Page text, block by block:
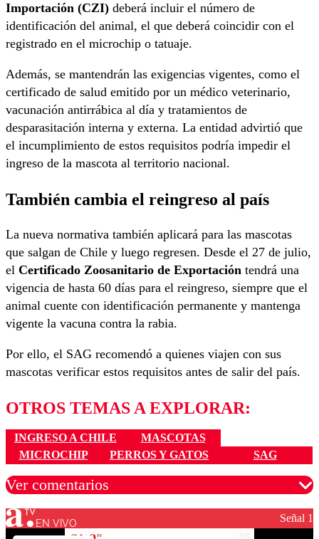
Importación (CZI) deberá incluir el número de
identificación del animal, el que deberá coincidir con el
registrado en el microchip o tatuaje.
Además, se mantendrán las exigencias vigentes, como el
certificado de salud emitido por un médico veterinario,
vacunación antirrábica al día y tratamientos de
desparasitación interna y externa. La entidad advirtió que
el incumplimiento de estos requisitos podría impedir el
ingreso de la mascota al territorio nacional.
También cambia el reingreso al país
La nueva normativa también aplicará para las mascotas
que salgan de Chile y luego regresen. Desde el 27 de julio,
el Certificado Zoosanitario de Exportación tendrá una
vigencia de hasta 60 días para el reingreso, siempre que el
animal cuente con identificación permanente y mantenga
vigente la vacuna contra la rabia.
Por ello, el SAG recomendó a quienes viajen con sus
mascotas verificar estos requisitos antes de salir del país.
OTROS TEMAS A EXPLORAR:
INGRESO A CHILE
MASCOTAS
MICROCHIP
PERROS Y GATOS SAG
Ver comentarios
Los comentarios son moderados para garantizar un
EN VIVO Señal 1